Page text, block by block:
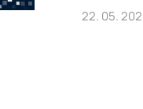
22. 05.